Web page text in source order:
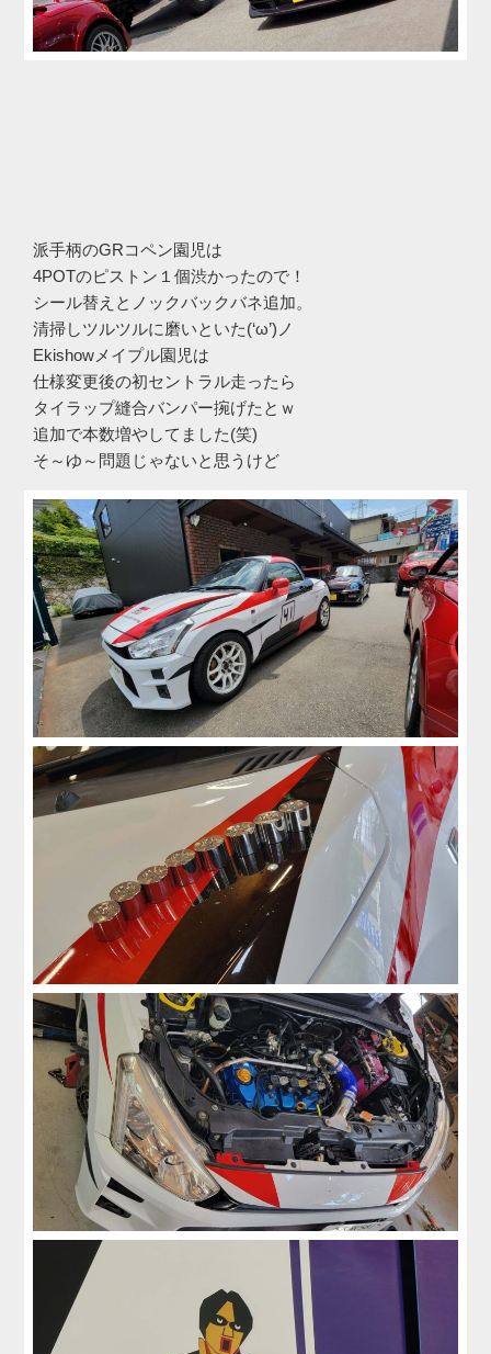
派手柄のGRコペン園児は
4POTのピストン１個渋かったので！
シール替えとノックバックバネ追加。
清掃しツルツルに磨いといた(‘ω’)ノ
Ekishowメイプル園児は
仕様変更後の初セントラル走ったら
タイラップ縫合バンパー捥げたとｗ
追加で本数増やしてました(笑)
そ～ゆ～問題じゃないと思うけど